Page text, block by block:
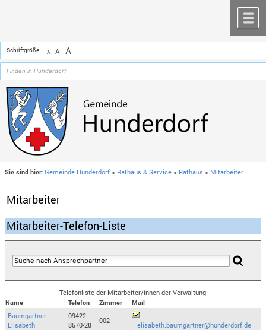
Schriftgröße A A A
Sie sind hier: Gemeinde Hunderdorf > Rathaus & Service > Rathaus > Mitarbeiter
Mitarbeiter
Mitarbeiter-Telefon-Liste
Telefonliste der Mitarbeiter/innen der Verwaltung
Name
Telefon Zimmer
Mail
Baumgartner
Elisabeth
09422
8570-28
002
elisabeth.baumgartner@hunderdorf.de